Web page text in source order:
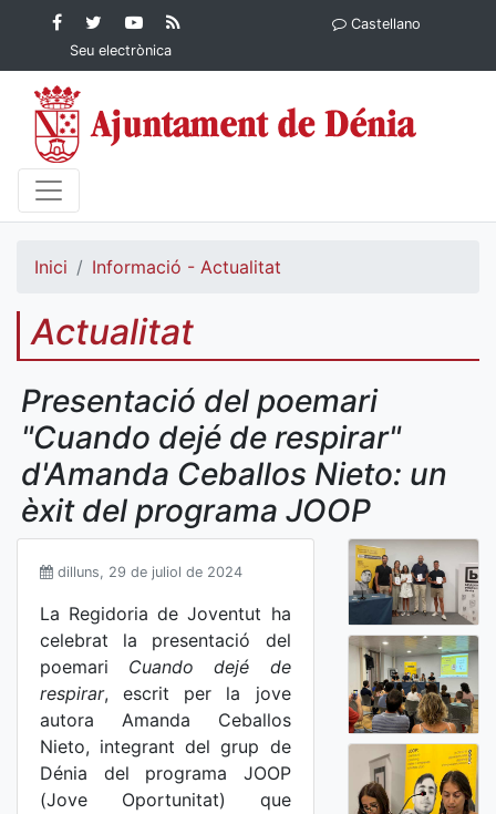
Contingut principalFacebook
Ajuntament de Dénia
Twitter
Ajuntament de
Dénia
YouTube
Ajuntament
de Dénia
Ajuntament
Seu electrònica
Castellano
Inici Informació - Actualitat
Actualitat
Presentació del poemari
"Cuando dejé de respirar"
d'Amanda Ceballos Nieto: un
èxit del programa JOOP
dilluns, 29 de juliol de 2024
La Regidoria de Joventut ha
celebrat la presentació del
poemari Cuando dejé de
respirar, escrit per la jove
autora Amanda Ceballos
Nieto, integrant del grup de
Dénia del programa JOOP
(Jove Oportunitat) que